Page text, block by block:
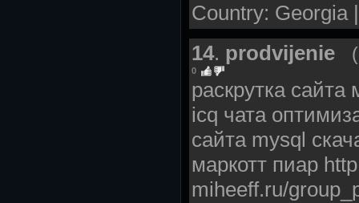
Country: Georgia
14. prodvijenie
0
раскрутка
icq чата
сайта mysql
маркотт пиар
miheeff.ru/